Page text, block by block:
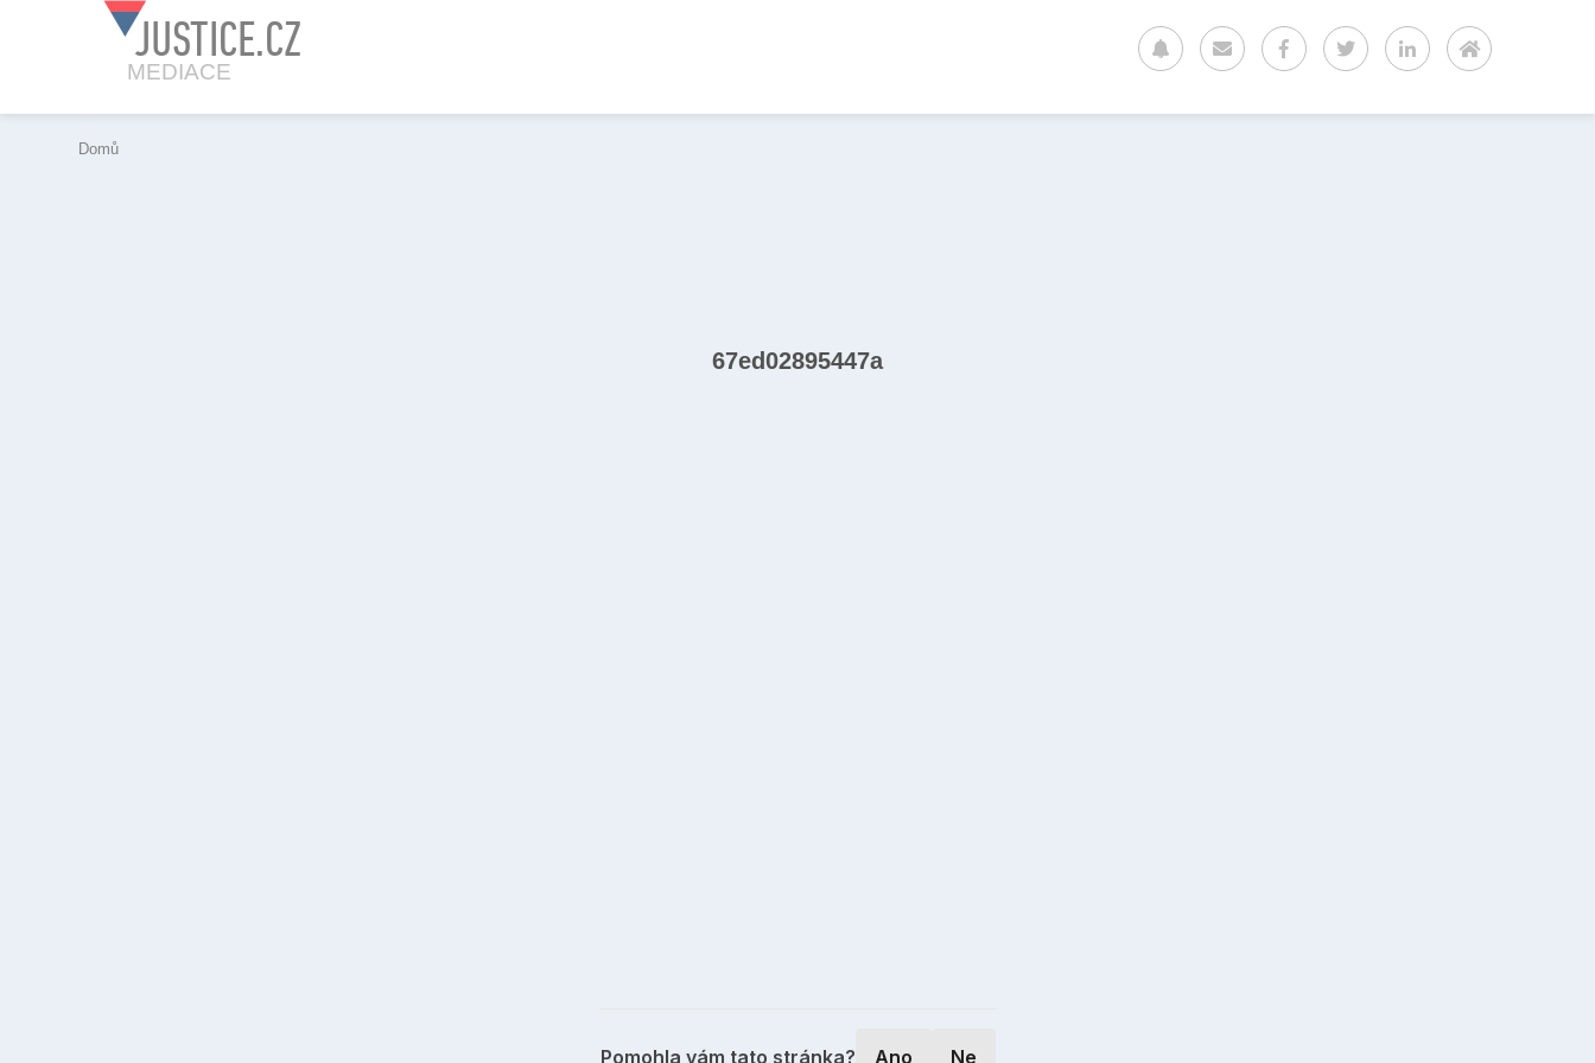
JUSTICE.CZ
MEDIACE
Domů
67ed02895447a
Pomohla vám tato stránka? Ano Ne